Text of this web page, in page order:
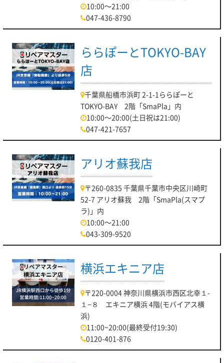
10:00～21:00
047-436-8790
ららぽーとTOKYO-BAY
店
千葉県船橋市浜町 2-1-1ららぽーと
TOKYO-BAY 2階「SmaPla」内
10:00～20:00(土日祝は21:00)
047-421-7657
アリオ蘇我店
〒260-0835 千葉県千葉市中央区川崎町
52-7 アリオ蘇我 2階「SmaPla(スマプ
ラ)」内
10:00～21:00
043-309-9520
横浜エキニア店
〒220-0004 神奈川県横浜市西区北幸１-
１−８ エキニア横浜 4階(モバイアス横
浜)
11:00~20:00(最終受付19:30)
0120-401-876